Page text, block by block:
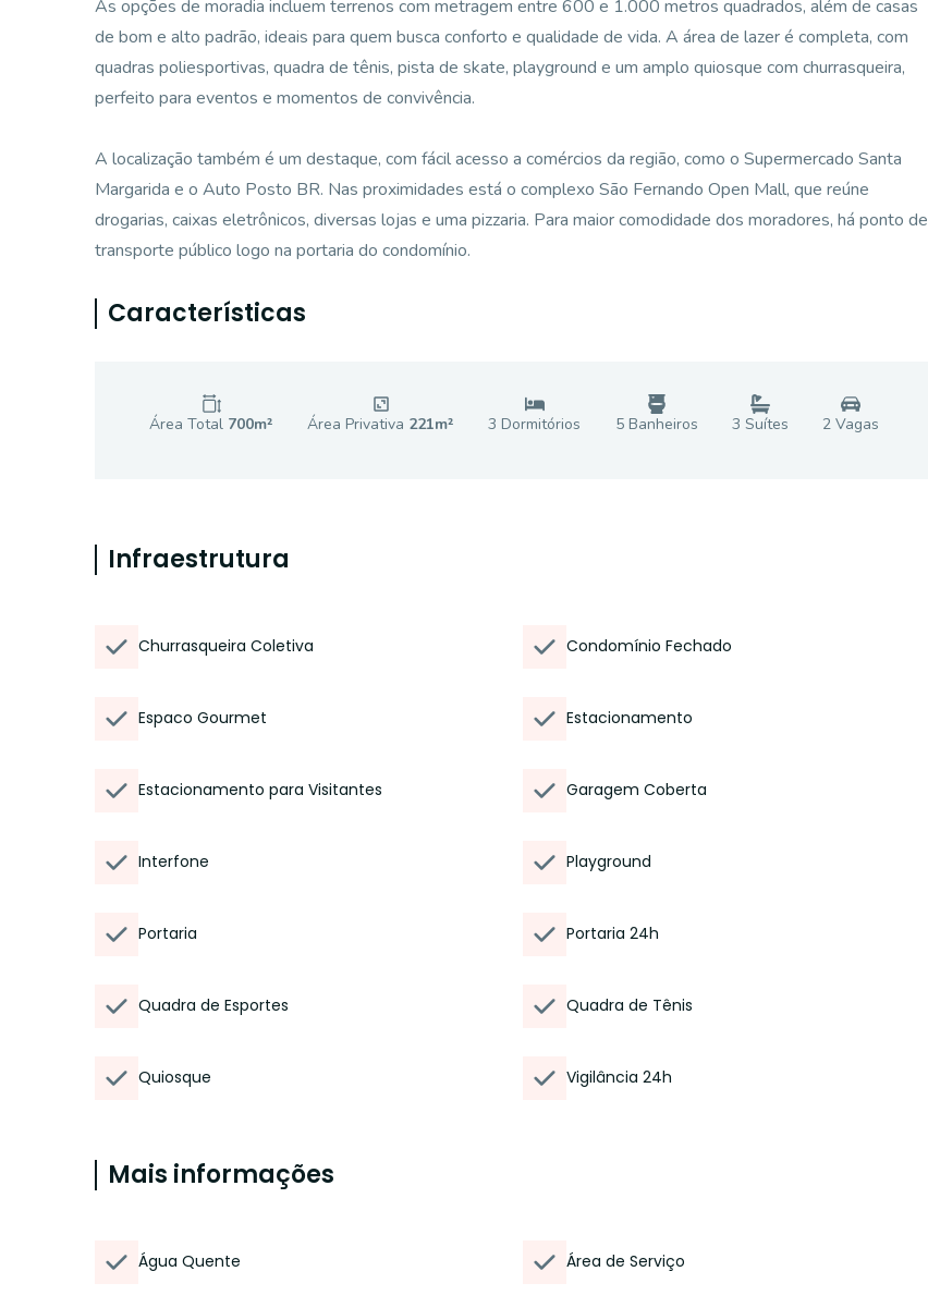
As opções de moradia incluem terrenos com metragem entre 600 e 1.000 metros quadrados, além de casas
de bom e alto padrão, ideais para quem busca conforto e qualidade de vida. A área de lazer é completa, com
quadras poliesportivas, quadra de tênis, pista de skate, playground e um amplo quiosque com churrasqueira,
perfeito para eventos e momentos de convivência.
A localização também é um destaque, com fácil acesso a comércios da região, como o Supermercado Santa
Margarida e o Auto Posto BR. Nas proximidades está o complexo São Fernando Open Mall, que reúne
drogarias, caixas eletrônicos, diversas lojas e uma pizzaria. Para maior comodidade dos moradores, há ponto de
transporte público logo na portaria do condomínio.
Características
Área Total 700m² Área Privativa 221m² 3 Dormitórios 5Banheiros 3 Suítes 2Vagas
Infraestrutura
Churrasqueira Coletiva Condomínio Fechado
Espaco Gourmet Estacionamento
Estacionamento para Visitantes Garagem Coberta
Interfone Playground
Portaria Portaria 24h
Quadra de Esportes Quadra de Tênis
Quiosque Vigilância 24h
Mais informações
Água Quente Área de Serviço